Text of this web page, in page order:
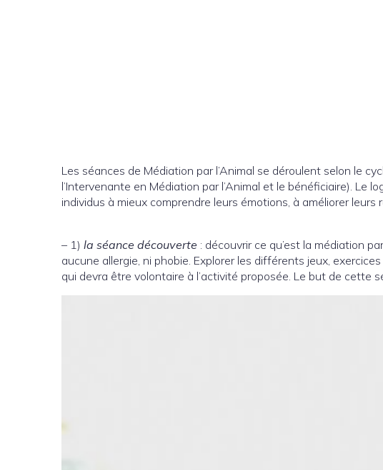
Les séances de Médiation par l’Animal se déroulent selon le
l’Intervenante en Médiation par l’Animal et le bénéficiaire). Le
individus à mieux comprendre leurs émotions, à améliorer
– 1) la séance découverte : découvrir ce qu’est la médiation
aucune allergie, ni phobie. Explorer les différents jeux,
qui devra être volontaire à l’activité proposée. Le but de cette